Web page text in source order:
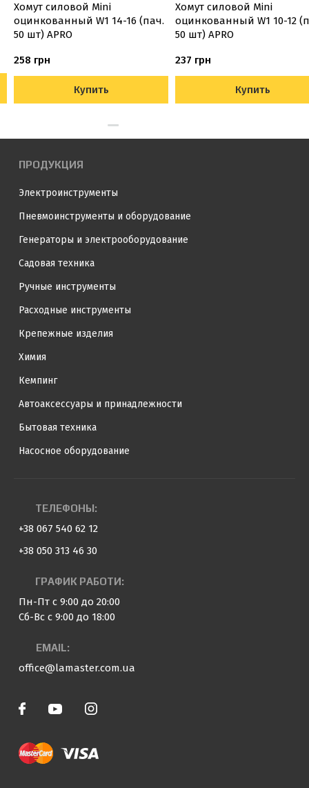
Хомут силовой Mini
оцинкованный W1 14-16 (пач.
50 шт) APRO
258 грн
Купить
Хомут силовой Mini
оцинкованный W1 10-12
50 шт) APRO
237 грн
Купить
ПРОДУКЦИЯ
Электроинструменты
Пневмоинструменты и оборудование
Генераторы и электрооборудование
Садовая техника
Ручные инструменты
Расходные инструменты
Крепежные изделия
Химия
Кемпинг
Автоаксессуары и принадлежности
Бытовая техника
Насосное оборудование
ТЕЛЕФОНЫ:
+38 067 540 62 12
+38 050 313 46 30
ГРАФИК РАБОТИ:
Пн-Пт с 9:00 до 20:00
Сб-Вс с 9:00 до 18:00
EMAIL:
office@lamaster.com.ua